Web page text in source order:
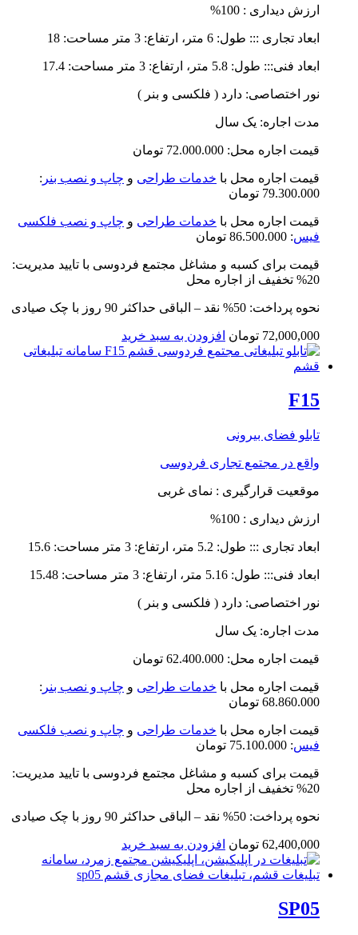
ارزش دیداری : 100%
ابعاد تجاری ::: طول: 6 متر، ارتفاع: 3 متر مساحت: 18
ابعاد فنی::: طول: 5.8 متر، ارتفاع: 3 متر مساحت: 17.4
نور اختصاصی: دارد ( فلکسی و بنر )
مدت اجاره: یک سال
قیمت اجاره محل: 72.000.000 تومان
قیمت اجاره محل با خدمات طراحی و چاپ و نصب بنر :
79.300.000 تومان
قیمت اجاره محل با خدمات طراحی و چاپ و نصب فلکسی
فیس: 86.500.000 تومان
قیمت برای کسبه و مشاغل مجتمع فردوسی با تایید مدیریت:
20% تخفیف از اجاره محل
نحوه پرداخت: 50% نقد – الباقی حداکثر 90 روز با چک صیادی
72,000,000 تومان افزودن به سبد خرید
F15
تابلو فضای بیرونی
واقع در مجتمع تجاری فردوسی
موقعیت قرارگیری : نمای غربی
ارزش دیداری : 100%
ابعاد تجاری ::: طول: 5.2 متر، ارتفاع: 3 متر مساحت: 15.6
ابعاد فنی::: طول: 5.16 متر، ارتفاع: 3 متر مساحت: 15.48
نور اختصاصی: دارد ( فلکسی و بنر )
مدت اجاره: یک سال
قیمت اجاره محل: 62.400.000 تومان
قیمت اجاره محل با خدمات طراحی و چاپ و نصب بنر :
68.860.000 تومان
قیمت اجاره محل با خدمات طراحی و چاپ و نصب فلکسی
فیس: 75.100.000 تومان
قیمت برای کسبه و مشاغل مجتمع فردوسی با تایید مدیریت:
20% تخفیف از اجاره محل
نحوه پرداخت: 50% نقد – الباقی حداکثر 90 روز با چک صیادی
62,400,000 تومان افزودن به سبد خرید
SP05